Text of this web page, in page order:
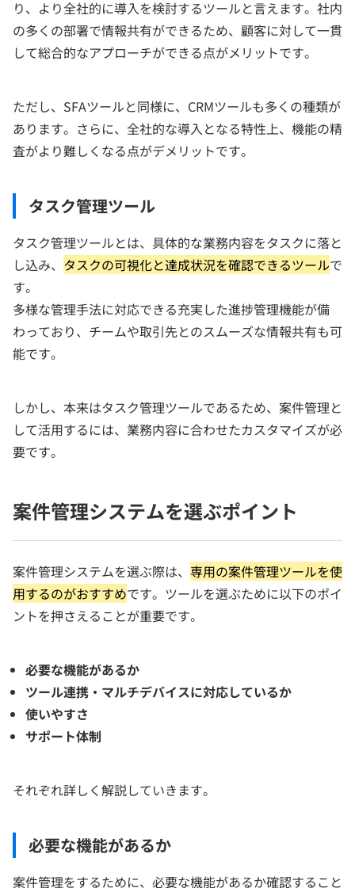
り、より全社的に導入を検討するツールと言えます。社内
の多くの部署で情報共有ができるため、顧客に対して一貫
して総合的なアプローチができる点がメリットです。
ただし、SFAツールと同様に、CRMツールも多くの種類が
あります。さらに、全社的な導入となる特性上、機能の精
査がより難しくなる点がデメリットです。
タスク管理ツール
タスク管理ツールとは、具体的な業務内容をタスクに落と
し込み、 タスクの可視化と達成状況を確認できるツールで
す。
多様な管理手法に対応できる充実した進捗管理機能が備
わっており、チームや取引先とのスムーズな情報共有も可
能です。
しかし、本来はタスク管理ツールであるため、案件管理と
して活用するには、業務内容に合わせたカスタマイズが必
要です。
案件管理システムを選ぶポイント
案件管理システムを選ぶ際は、 専用の案件管理ツールを使
用するのがおすすめです。ツールを選ぶために以下のポイ
ントを押さえることが重要です。
必要な機能があるか
ツール連携・マルチデバイスに対応しているか
使いやすさ
サポート体制
それぞれ詳しく解説していきます。
必要な機能があるか
案件管理をするために、必要な機能があるか確認すること